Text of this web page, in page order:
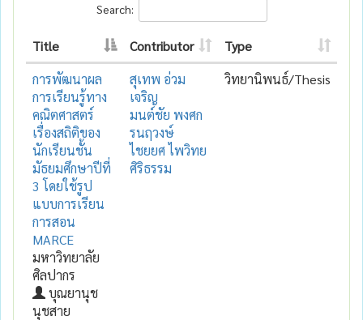
Search:
Title Contributor
Type
การพัฒนาผล
การเรียนรู้ทาง
คณิตศาสตร์
เรื่องสถิติของ
นักเรียนชั้น
มัธยมศึกษาปีที่
3 โดยใช้รูป
แบบการเรียน
การสอน
MARCE
มหาวิทยาลัย
ศิลปากร
บุณยานุช
นุชสาย
สุเทพ อ่วม
เจริญ
มนต์ชัย พงศก
รนฤวงษ์
ไชยยศ ไพวิทย
ศิริธรรม
วิทยานิพนธ์/Thesis